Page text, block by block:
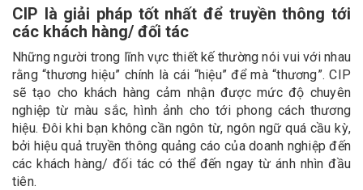
CIP là giải pháp tốt nhất để truyền thông tới
các khách hàng/ đối tác
Những người trong lĩnh vực thiết kế thường nói vui với nhau
rằng “thương hiệu” chính là cái “hiệu” để mà “thương”. CIP
sẽ tạo cho khách hàng cảm nhận được mức độ chuyên
nghiệp từ màu sắc, hình ảnh cho tới phong cách thương
hiệu. Đôi khi bạn không cần ngôn từ, ngôn ngữ quá cầu kỳ,
bởi hiệu quả truyền thông quảng cáo của doanh nghiệp đến
các khách hàng/ đối tác có thể đến ngay từ ánh nhìn đầu
tiên.